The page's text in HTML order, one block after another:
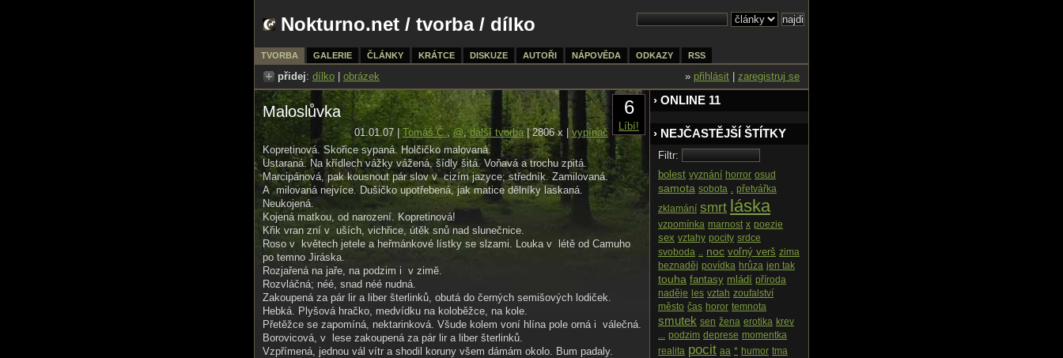
Nokturno.net / tvorba/ dílko
TVORBA GALERIE ČLÁNKY KRÁTCE DISKUZE AUTOŘI NÁPOVĚDA ODKAZY RSS
přidej: dílko obrázek » přihlásit zaregistruj se
6
Líbí!
Maloslůvka
01.01.07 | Tomáš Č., @,další tvorba| 2806 x |vypínač
Kopretinová. Skořice sypaná. Holčičko malovaná.
Ustaraná. Na křídlech vážky vážená, šídly šitá. Voňavá a trochu zpitá.
Marcipánová, pak kousnout pár slov v cizím jazyce; středník. Zamilovaná.
A milovaná nejvíce. Dušičko upotřebená, jak matice dělníky laskaná.
Neukojená.
Kojená matkou, od narození. Kopretinová!
Křik vran zní v uších, vichřice, útěk snů nad slunečnice.
Roso v květech jetele a heřmánkové lístky se slzami. Louka v létě od Camuho
po temno Jiráska.
Rozjařená na jaře, na podzim i v zimě.
Rozvláčná; néé, snad néé nudná.
Zakoupená za pár lir a liber šterlinků, obutá do černých semišových lodiček.
Hebká. Plyšová hračko, medvídku na koloběžce, na kole.
Přetěžce se zapomíná, nektarinková. Všude kolem voní hlína pole orná i válečná.
Borovicová, v lese zakoupená za pár lir a liber šterlinků.
Vzpřímená, jednou vál vítr a shodil koruny všem dámám okolo. Bum padaly.
› ONLINE 11
› NEJČASTĚJŠÍ ŠTÍTKY
Filtr:
bolest vyznání horror osud
samota sobota . přetvářka
zklamání smrt láska
vzpomínka marnost x poezie
sex vztahy pocity srdce
svoboda .. noc voľný verš zima
beznaděj povídka hrůza jen tak
touha fantasy mládí příroda
naděje les vztah zoufalství
město čas horor temnota
smutek sen žena erotika krev
... podzim deprese momentka
realita pocit aa * humor tma